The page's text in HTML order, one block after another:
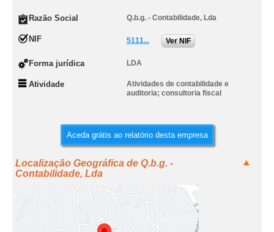
Razão Social Q.b.g. - Contabilidade, Lda
NIF 5111... Ver NIF
Forma jurídica LDA
Atividade
Atividades de contabilidade e
auditoria; consultoria fiscal
Aceda grátis ao relatório desta empresa
Localização Geográfica de Q.b.g. -
Contabilidade, Lda